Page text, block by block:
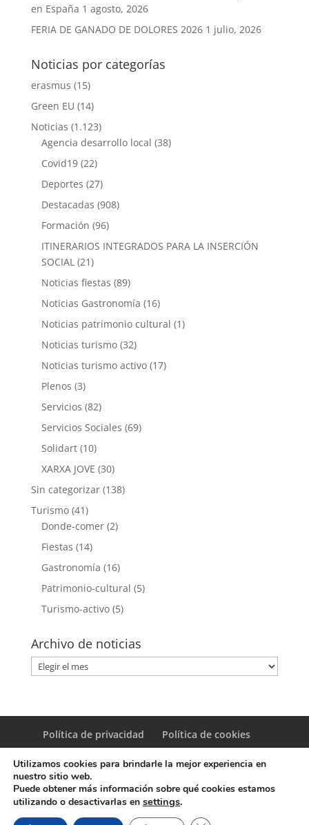
en España 1 agosto, 2026
FERIA DE GANADO DE DOLORES 2026 1 julio, 2026
Noticias por categorías
erasmus (15)
Green EU (14)
Noticias (1.123)
Agencia desarrollo local (38)
Covid19(22)
Deportes (27)
Destacadas (908)
Formación (96)
ITINERARIOS INTEGRADOS PARA LA INSERCIÓN
SOCIAL(21)
Noticias fiestas (89)
Noticias Gastronomía (16)
Noticias patrimonio cultural (1)
Noticias turismo(32)
Noticias turismo activo(17)
Plenos (3)
Servicios (82)
Servicios Sociales (69)
Solidart(10)
XARXA JOVE (30)
Sin categorizar(138)
Turismo(41)
Donde-comer(2)
Fiestas (14)
Gastronomía (16)
Patrimonio-cultural (5)
Turismo-activo(5)
Archivo de noticias
Archivo
de
Política de privacidad Política de cookies
© Copyright Servicio de Informática y Telecomunicaciones.
Utilizamos cookies para brindarle la mejor experiencia en
nuestro sitio web.
Puede obtener más información sobre qué cookies estamos
utilizando o desactivarlas en settings.